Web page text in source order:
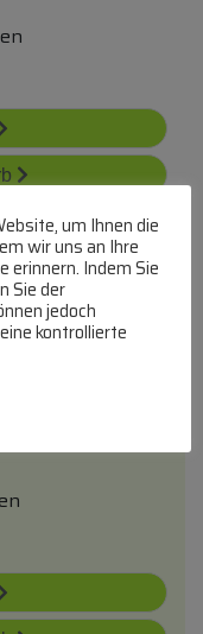
um Ihnen die
wir uns an Ihre
erinnern. Indem Sie
Sie der
jedoch
kontrollierte